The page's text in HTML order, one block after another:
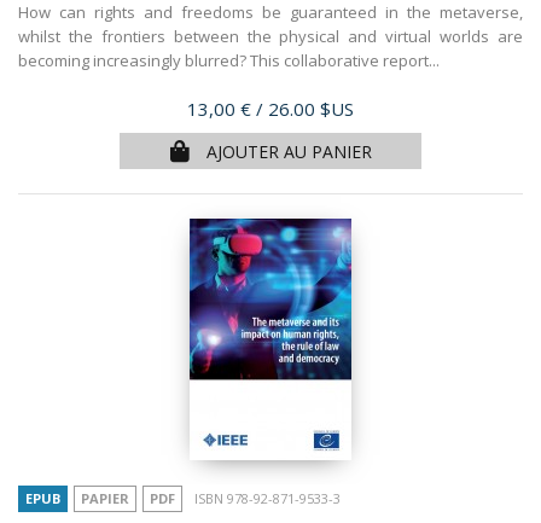
How can rights and freedoms be guaranteed in the metaverse,
whilst the frontiers between the physical and virtual worlds are
becoming increasingly blurred? This collaborative report...
Prix
13,00 € / 26.00 $US
AJOUTER AU PANIER
EPUB PAPIER PDF ISBN 978-92-871-9533-3